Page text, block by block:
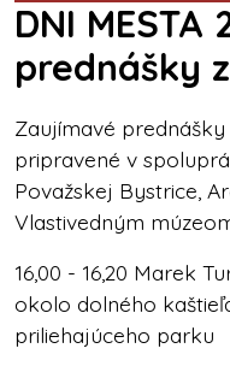
DNI
prednášky
Zaujímavé
pripravené v
Považskej Bystrice,
Vlastivedným
16,00 - 16,20 Marek
okolo dolného
priliehajúceho parku